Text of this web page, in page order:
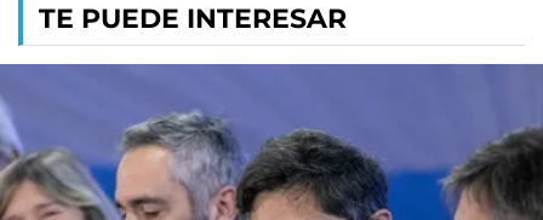
TE PUEDE INTERESAR